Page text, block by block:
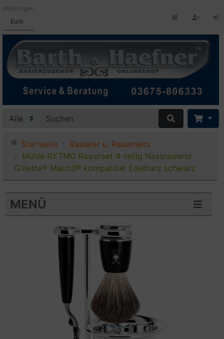
Währungen
Euro
Startseite
Rasierer u. Rasiersets
Mühle RYTMO Rasierset 4-teilig Nassrasierer
Gillette® Mach3® kompatibel Edelharz schwarz
MENÜ